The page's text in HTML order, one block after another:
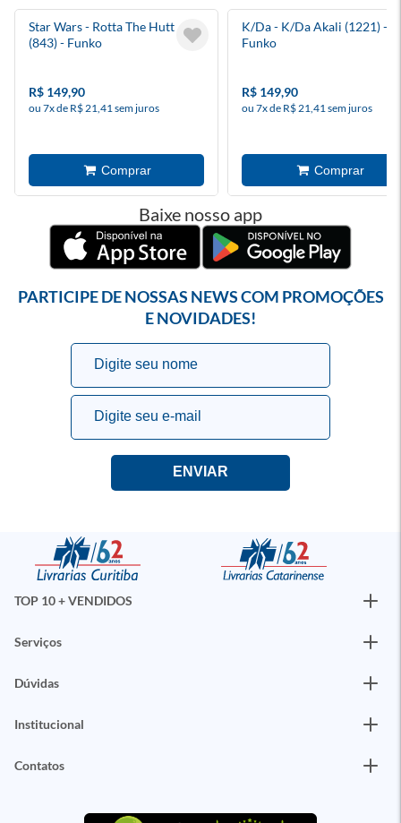
Star Wars - Rotta The Hutt
(843) - Funko
R$ 149,90
ou 7x de R$ 21,41 sem juros
K/Da - K/Da Akali (1221) -
Funko
R$ 149,90
ou 7x de R$ 21,41 sem juros
Baixe nosso app
PARTICIPE DE NOSSAS NEWS COM PROMOÇÕES
E NOVIDADES!
TOP 10 + VENDIDOS
Serviços
Dúvidas
Institucional
Contatos